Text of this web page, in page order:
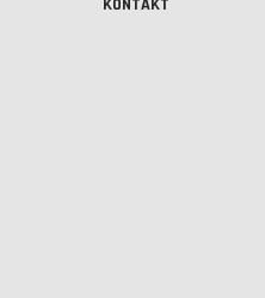
KONTAKT